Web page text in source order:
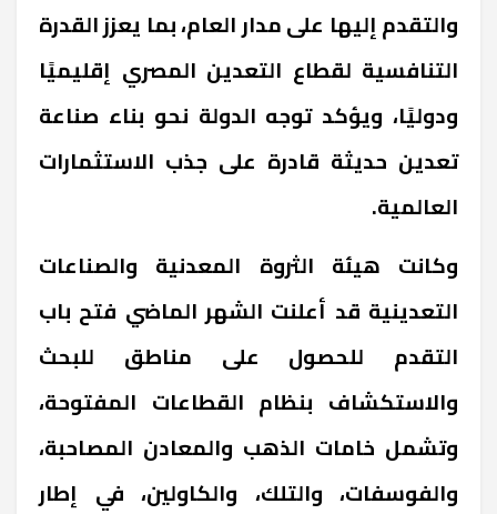
والتقدم إليها على مدار العام، بما يعزز القدرة
التنافسية لقطاع التعدين المصري إقليميًا
ودوليًا، ويؤكد توجه الدولة نحو بناء صناعة
تعدين حديثة قادرة على جذب الاستثمارات
العالمية.
وكانت هيئة الثروة المعدنية والصناعات
التعدينية قد أعلنت الشهر الماضي فتح باب
التقدم للحصول على مناطق للبحث
والاستكشاف بنظام القطاعات المفتوحة،
وتشمل خامات الذهب والمعادن المصاحبة،
والفوسفات، والتلك، والكاولين، في إطار